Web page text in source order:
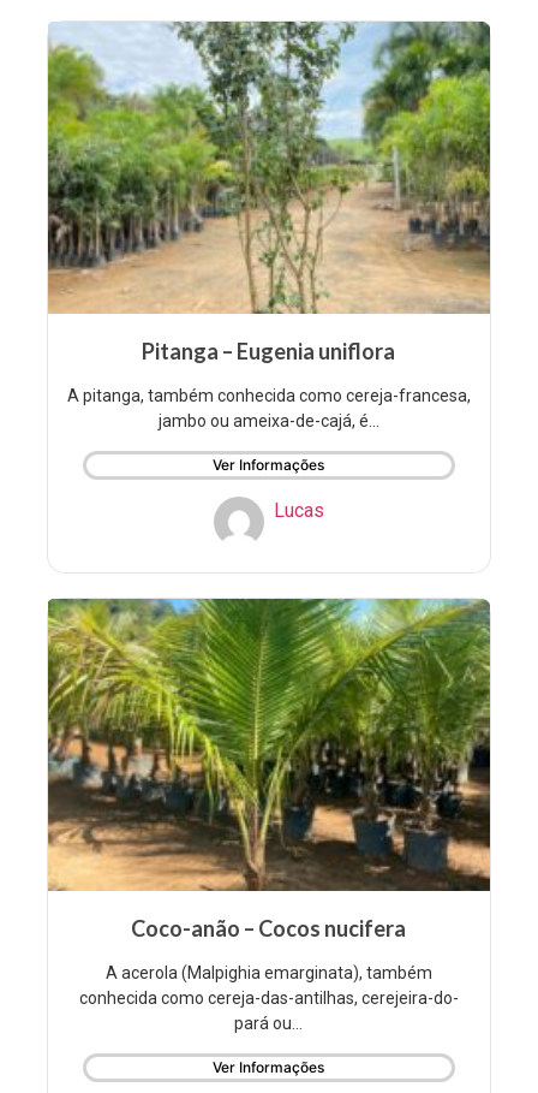
Pitanga – Eugenia uniflora
A pitanga, também conhecida como cereja-francesa,
jambo ou ameixa-de-cajá, é...
Ver Informações
Lucas
Coco-anão – Cocos nucifera
A acerola (Malpighia emarginata), também
conhecida como cereja-das-antilhas, cerejeira-do-
pará ou...
Ver Informações